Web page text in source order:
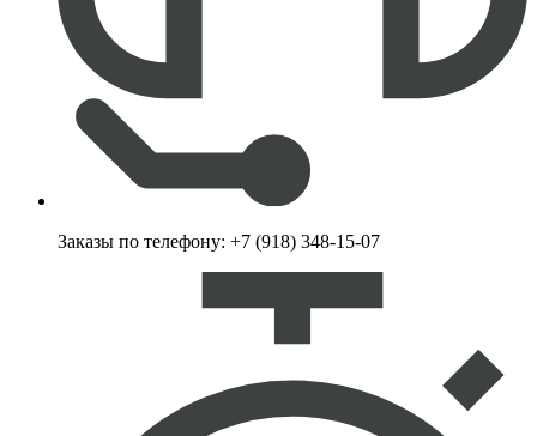
Заказы по телефону: +7 (918) 348-15-07